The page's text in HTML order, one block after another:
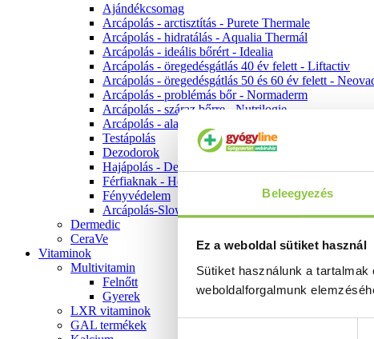
Beleegyezés
Ez a weboldal sütiket használ
Sütiket használunk a
weboldalforgalmunk
Ajándékcsomag
Arcápolás - arctisztítás - Purete Thermale
Arcápolás - hidratálás - Aqualia Thermál
Arcápolás - ideális bőrért - Idealia
Arcápolás - öregedésgátlás 40 év felett - Liftactiv
Arcápolás - öregedésgátlás 50 és 60 év felett -
Arcápolás - problémás bőr - Normaderm
Arcápolás - száraz bőrre - Nutrilogie
Arcápolás - alapozók
Testápolás
Dezodorok
Hajápolás - Dercos
Férfiaknak - Homme
Fényvédelem
Arcápolás-Slow Age
Dermedic
CeraVe
Vitaminok
Multivitamin
Felnőtt
Gyerek
LXR vitaminok
GAL termékek